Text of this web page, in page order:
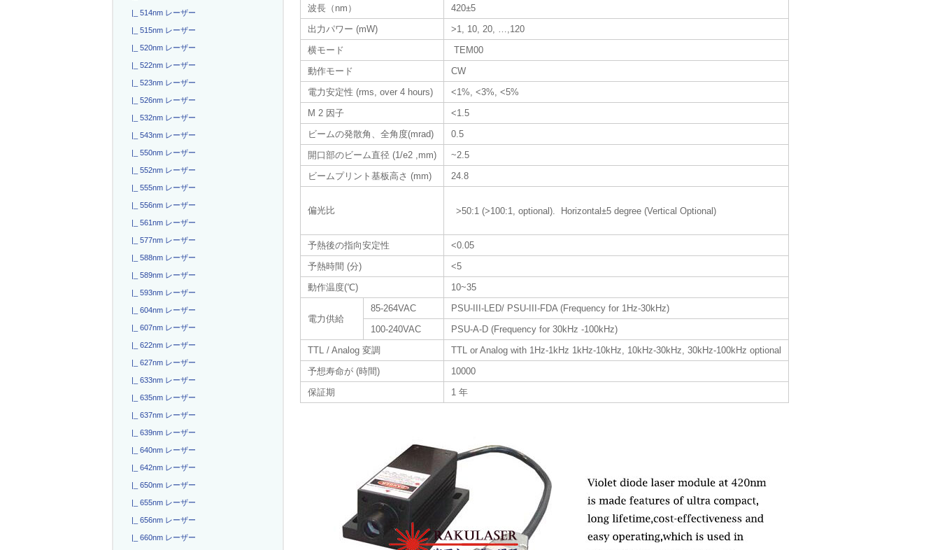
|_ 514nm レーザー
|_ 515nm レーザー
|_ 520nm レーザー
|_ 522nm レーザー
|_ 523nm レーザー
|_ 526nm レーザー
|_ 532nm レーザー
|_ 543nm レーザー
|_ 550nm レーザー
|_ 552nm レーザー
|_ 555nm レーザー
|_ 556nm レーザー
|_ 561nm レーザー
|_ 577nm レーザー
|_ 588nm レーザー
|_ 589nm レーザー
|_ 593nm レーザー
|_ 604nm レーザー
|_ 607nm レーザー
|_ 622nm レーザー
|_ 627nm レーザー
|_ 633nm レーザー
|_ 635nm レーザー
|_ 637nm レーザー
|_ 639nm レーザー
|_ 640nm レーザー
|_ 642nm レーザー
|_ 650nm レーザー
|_ 655nm レーザー
|_ 656nm レーザー
|_ 660nm レーザー
波長（nm）
420±5
出力パワー (mW)
>1, 10, 20, …,120
横モード
TEM00
動作モード
CW
電力安定性 (rms, over 4 hours)
<1%, <3%, <5%
M 2 因子
<1.5
ビームの発散角、全角度(mrad)
0.5
開口部のビーム直径 (1/e2 ,mm)
~2.5
ビームプリント基板高さ (mm)
24.8
偏光比 >50:1 (>100:1, optional). Horizontal±5 degree (Vertical Optional)
予熱後の指向安定性
<0.05
予熱時間 (分)
<5
動作温度(℃)
10~35
電力供給
85-264VAC
PSU-III-LED/ PSU-III-FDA (Frequency for 1Hz-30kHz)
100-240VAC
PSU-A-D (Frequency for 30kHz -100kHz)
TTL / Analog 変調
TTL or Analog with 1Hz-1kHz 1kHz-10kHz, 10kHz-30kHz, 30kHz-100kHz optional
予想寿命が (時間)
10000
保証期
1 年